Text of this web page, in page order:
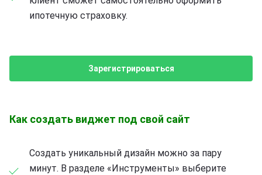
ипотечную страховку.
Зарегистрироваться
Как создать виджет под свой сайт
Создать уникальный дизайн можно за пару
минут. В разделе «Инструменты» выберите